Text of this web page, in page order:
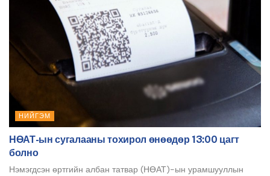
НИЙГЭМ
НӨАТ-ын сугалааны тохирол өнөөдөр 13:00 цагт
болно
Нэмэгдсэн өртгийн албан татвар (НӨАТ)-ын урамшууллын